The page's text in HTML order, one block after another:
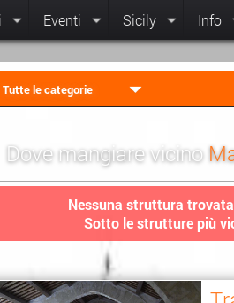
Eventi Sicily Info
Tutte le categorie
Dove mangiare vicino
Nessuna struttura
Sotto le strutture più